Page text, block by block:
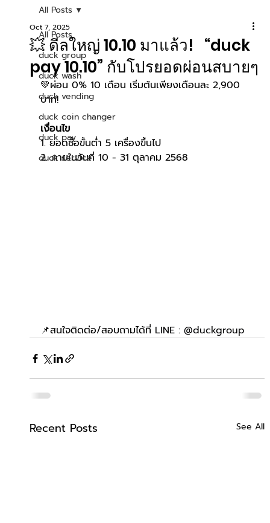
All Posts
duck group
duck wash
duck vending
duck coin changer
duck pay
duck service
All Posts
💥 ดีลใหญ่ 10.10 มาแล้ว! “duck
pay 10.10” กับโปรยอดผ่อนสบายๆ
Oct 7, 2025
💚ผ่อน 0% 10 เดือน เริ่มต้นเพียงเดือนละ 2,900
บาท!
เงื่อนไข
1. ยอดซื้อขั้นต่ำ 5 เครื่องขึ้นไป
2. ภายในวันที่ 10 - 31 ตุลาคม 2568
📌สนใจติดต่อ/สอบถามได้ที่ LINE : @duckgroup
Recent Posts See All